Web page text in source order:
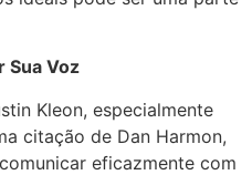
Sua Voz
Kleon, especialmente
citação de Dan Harmon,
eficazmente com